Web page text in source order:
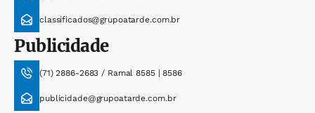
classificados@grupoatarde.com.br
Publicidade
(71) 2886-2683 / Ramal 8585 | 8586
publicidade@grupoatarde.com.br